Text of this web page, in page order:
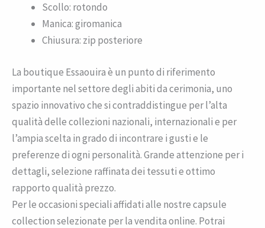
Scollo: rotondo
Manica: giromanica
Chiusura: zip posteriore
La boutique Essaouira è un punto di riferimento
importante nel settore degli abiti da cerimonia, uno
spazio innovativo che si contraddistingue per l’alta
qualità delle collezioni nazionali, internazionali e per
l’ampia scelta in grado di incontrare i gusti e le
preferenze di ogni personalità. Grande attenzione per i
dettagli, selezione raffinata dei tessuti e ottimo
rapporto qualità prezzo.
Per le occasioni speciali affidati alle nostre capsule
collection selezionate per la vendita online. Potrai